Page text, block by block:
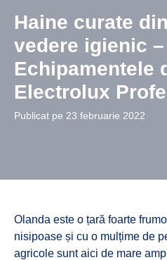
Haine curate
vedere igienic –
Echipamentele
Electrolux
Publicat pe 23 februarie 2022
Olanda este o țară foarte
nisipoase și cu o mulțime de
agricole sunt aici de mare